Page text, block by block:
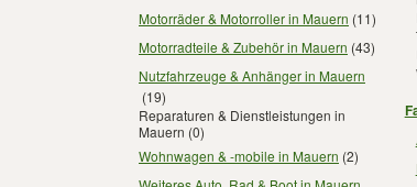
Motorräder & Motorroller in Mauern (11)
Motorradteile & Zubehör in Mauern (43)
Nutzfahrzeuge & Anhänger in Mauern
(19)
Reparaturen & Dienstleistungen in
Mauern (0)
Wohnwagen & -mobile in Mauern (2)